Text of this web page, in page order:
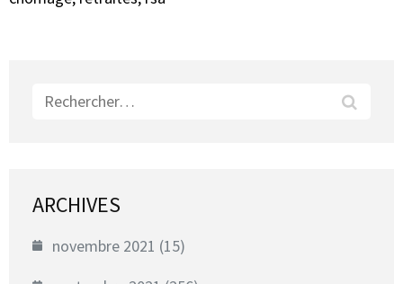
Rechercher :
ARCHIVES
novembre 2021 (15)